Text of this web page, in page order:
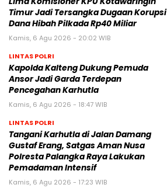
Timur Jadi Tersangka Dugaan Korupsi
Dana Hibah Pilkada Rp40 Miliar
Kamis, 6 Agu 2026 - 20:02 WIB
LINTAS POLRI
Kapolda Kalteng Dukung Pemuda
Ansor Jadi Garda Terdepan
Pencegahan Karhutla
Kamis, 6 Agu 2026 - 18:47 WIB
LINTAS POLRI
Tangani Karhutla di Jalan Damang
Gustaf Erang, Satgas Aman Nusa
Polresta Palangka Raya Lakukan
Pemadaman Intensif
Kamis, 6 Agu 2026 - 17:23 WIB